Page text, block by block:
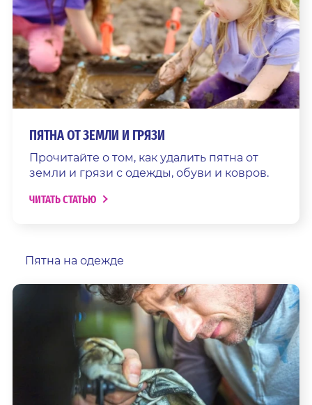
ПЯТНА ОТ ЗЕМЛИ И ГРЯЗИ
Прочитайте о том, как удалить пятна от
земли и грязи с одежды, обуви и ковров.
ЧИТАТЬ СТАТЬЮ
Пятна на одежде